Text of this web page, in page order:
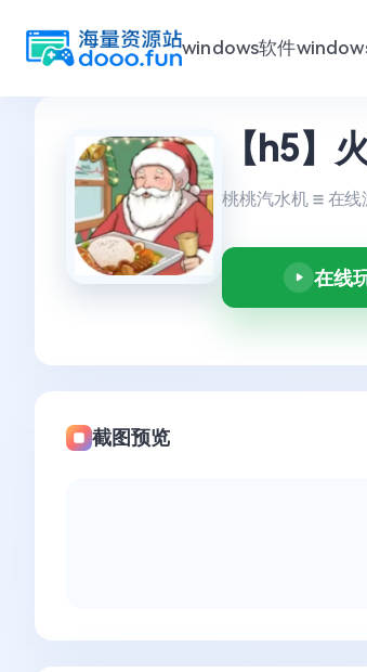
windows软件
【h5】
桃桃汽水机 在线
在线
截图预览